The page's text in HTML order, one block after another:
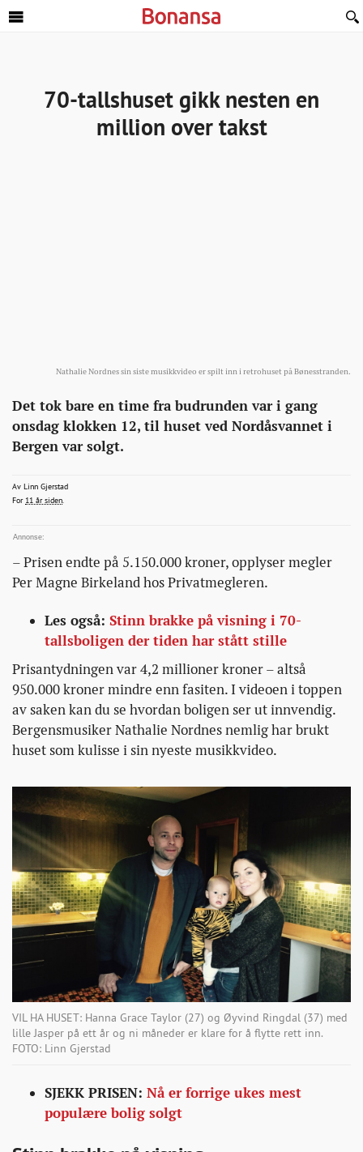
70-tallshuset gikk nesten en
million over takst
Nathalie Nordnes sin siste musikkvideo er spilt inn i retrohuset på Bønesstranden.
Eiendom
http://bonansa.no/artikkel/70-
tallshuset-
gikk-
en-
million-
Det tok bare en time fra budrunden var i gang
onsdag klokken 12, til huset ved Nordåsvannet i
Bergen var solgt.
Av Linn Gjerstadlinn.gjerstad@bt.no
2015-09-23T13:24:38+00:00
2015-09-23T13:24:38+00:00
2015-09-23T13:30:10+00:00
For 11 år siden.
– Prisen endte på 5.150.000 kroner, opplyser megler
Per Magne Birkeland hos Privatmegleren.
Les også: Stinn brakke på visning i 70-
tallsboligen der tiden har stått stille
Prisantydningen var 4,2 millioner kroner – altså
950.000 kroner mindre enn fasiten. I videoen i toppen
av saken kan du se hvordan boligen ser ut innvendig.
Bergensmusiker Nathalie Nordnes nemlig har brukt
huset som kulisse i sin nyeste musikkvideo.
VIL HA HUSET: Hanna Grace Taylor (27) og Øyvind Ringdal (37) med
lille Jasper på ett år og ni måneder er klare for å flytte rett inn.
FOTO: Linn Gjerstad
SJEKK PRISEN: Nå er forrige ukes mest
populære bolig solgt